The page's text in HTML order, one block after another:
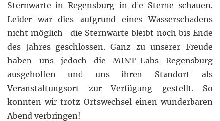
Sternwarte in Regensburg in die Sterne schauen.
Leider war dies aufgrund eines Wasserschadens
nicht möglich- die Sternwarte bleibt noch bis Ende
des Jahres geschlossen. Ganz zu unserer Freude
haben uns jedoch die MINT-Labs Regensburg
ausgeholfen und uns ihren Standort als
Veranstaltungsort zur Verfügung gestellt. So
konnten wir trotz Ortswechsel einen wunderbaren
Abend verbringen!